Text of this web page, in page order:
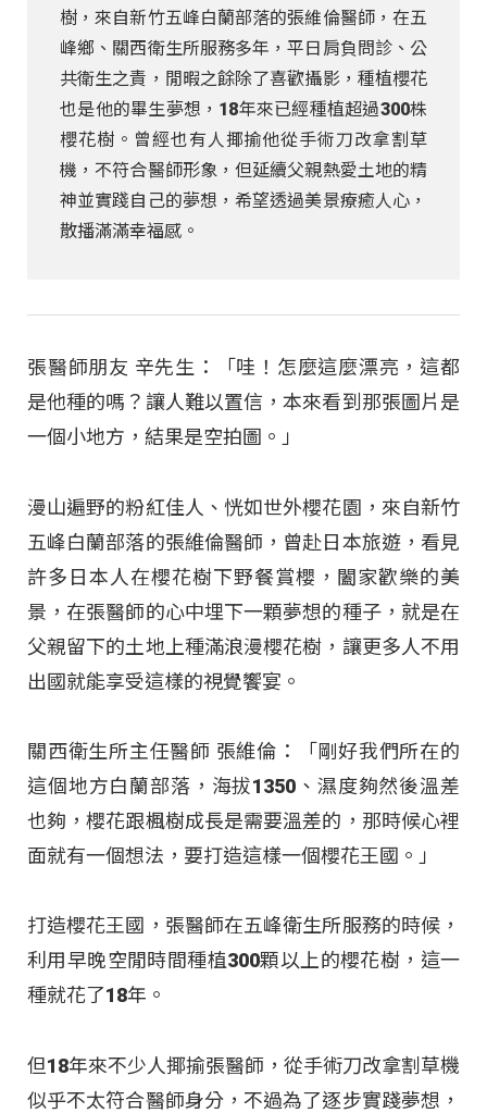
樹，來自新竹五峰白蘭部落的張維倫醫師，在五
峰鄉、關西衛生所服務多年，平日肩負問診、公
共衛生之責，閒暇之餘除了喜歡攝影，種植櫻花
也是他的畢生夢想，18年來已經種植超過300株
櫻花樹。曾經也有人揶揄他從手術刀改拿割草
機，不符合醫師形象，但延續父親熱愛土地的精
神並實踐自己的夢想，希望透過美景療癒人心，
散播滿滿幸福感。
張醫師朋友 辛先生：「哇！怎麼這麼漂亮，這都
是他種的嗎？讓人難以置信，本來看到那張圖片是
一個小地方，結果是空拍圖。」
漫山遍野的粉紅佳人、恍如世外櫻花園，來自新竹
五峰白蘭部落的張維倫醫師，曾赴日本旅遊，看見
許多日本人在櫻花樹下野餐賞櫻，闔家歡樂的美
景，在張醫師的心中埋下一顆夢想的種子，就是在
父親留下的土地上種滿浪漫櫻花樹，讓更多人不用
出國就能享受這樣的視覺饗宴。
關西衛生所主任醫師 張維倫：「剛好我們所在的
這個地方白蘭部落，海拔1350、濕度夠然後溫差
也夠，櫻花跟楓樹成長是需要溫差的，那時候心裡
面就有一個想法，要打造這樣一個櫻花王國。」
打造櫻花王國，張醫師在五峰衛生所服務的時候，
利用早晚空閒時間種植300顆以上的櫻花樹，這一
種就花了18年。
但18年來不少人揶揄張醫師，從手術刀改拿割草機
似乎不太符合醫師身分，不過為了逐步實踐夢想，